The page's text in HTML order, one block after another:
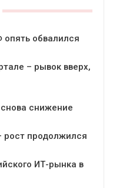
обвалился
– рывок вверх,
снижение
рост продолжился
ИТ-рынка в